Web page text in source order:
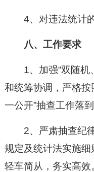
4、对违法统计
八、工作要求
1、加强“双随机
和统筹协调，严格按
一公开”抽查工作落到
2、严肃抽查纪
规定及统计法实施细
轻车简从，务实高